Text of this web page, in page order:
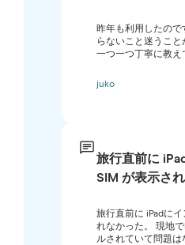
昨年も利用したので
らないこと迷うこと
一つ一つ丁寧に教え
juko
旅行直前に
SIM が表示さ
旅行直前に iPadに
れなかった。 現地
ルされていて問題は